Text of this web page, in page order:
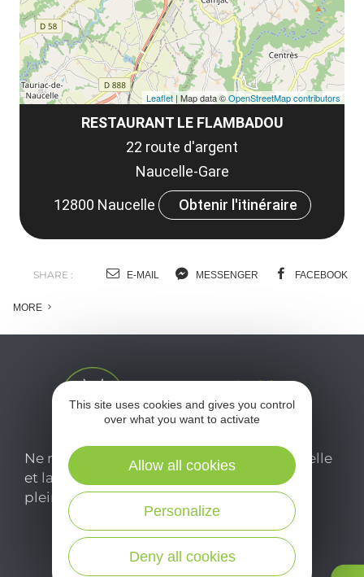
RESTAURANT LE FLAMBADOU
22 route d'argent
Naucelle-Gare
12800 Naucelle
Obtenir l'itinéraire
Leaflet | Map data ©OpenStreetMap contributors
SHARE : E-MAIL MESSENGER FACEBOOK
MORE
Ne manquez pas notre newsletter mensuelle
et laissez-vous inspirer pour profiter
pleinement de votre séjour en Aveyron.
Je m'abonne ici
This site uses cookies and gives you control
over what you want to activate
Deny all cookies
Personalize
Allow all cookies